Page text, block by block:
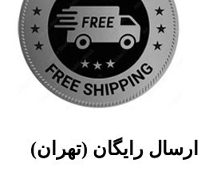
ارسال رایگان (تهران)